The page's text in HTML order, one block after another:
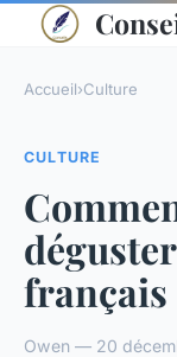
Accueil›Culture
CULTURE
français
Owen — 20